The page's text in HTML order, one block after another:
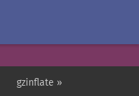
gzinflate »